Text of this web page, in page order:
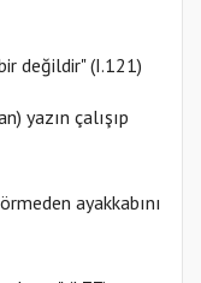
değildir" (I.121)
yazın çalışıp
ayakkabını